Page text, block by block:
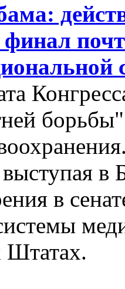
в
в
Штатах.